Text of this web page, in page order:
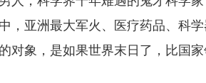
，亚洲最大军火、医疗药品、科
对象，是如果世界末日了，比国